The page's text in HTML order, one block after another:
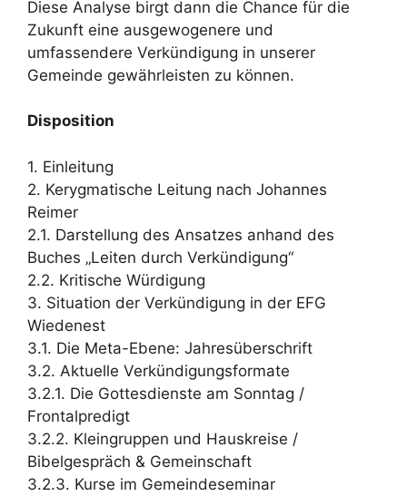
Diese Analyse birgt dann die Chance für die
Zukunft eine ausgewogenere und
umfassendere Verkündigung in unserer
Gemeinde gewährleisten zu können.
Disposition
1. Einleitung
2. Kerygmatische Leitung nach Johannes
Reimer
2.1. Darstellung des Ansatzes anhand des
Buches „Leiten durch Verkündigung“
2.2. Kritische Würdigung
3. Situation der Verkündigung in der EFG
Wiedenest
3.1. Die Meta-Ebene: Jahresüberschrift
3.2. Aktuelle Verkündigungsformate
3.2.1. Die Gottesdienste am Sonntag /
Frontalpredigt
3.2.2. Kleingruppen und Hauskreise /
Bibelgespräch & Gemeinschaft
3.2.3. Kurse im Gemeindeseminar